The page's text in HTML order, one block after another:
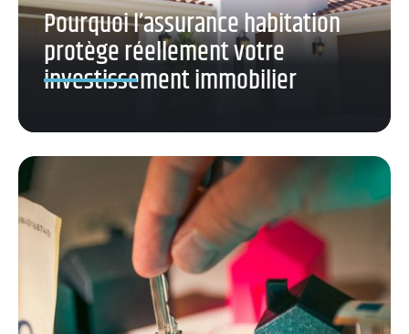
Pourquoi l’assurance habitation
protège réellement votre
investissement immobilier